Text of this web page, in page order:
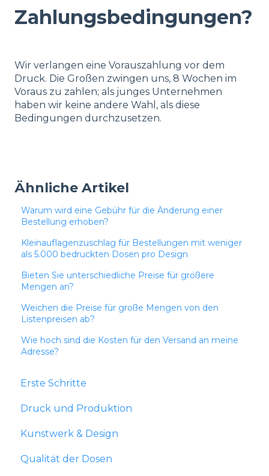
Zahlungsbedingungen?
Wir verlangen eine Vorauszahlung vor dem
Druck. Die Großen zwingen uns, 8 Wochen im
Voraus zu zahlen; als junges Unternehmen
haben wir keine andere Wahl, als diese
Bedingungen durchzusetzen.
Ähnliche Artikel
Warum wird eine Gebühr für die Änderung einer
Bestellung erhoben?
Kleinauflagenzuschlag für Bestellungen mit weniger
als 5.000 bedruckten Dosen pro Design
Bieten Sie unterschiedliche Preise für größere
Mengen an?
Weichen die Preise für große Mengen von den
Listenpreisen ab?
Wie hoch sind die Kosten für den Versand an meine
Adresse?
Erste Schritte
Druck und Produktion
Kunstwerk & Design
Qualität der Dosen